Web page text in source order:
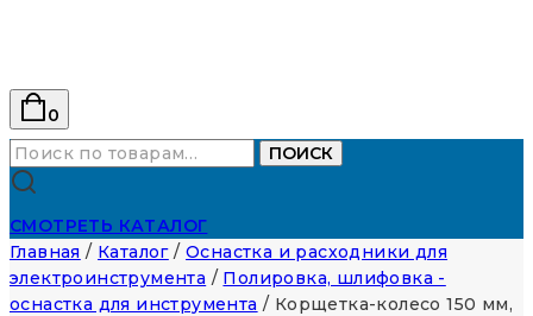
0
Искать:
ПОИСК
СМОТРЕТЬ КАТАЛОГ
Главная / Каталог / Оснастка и расходники для
электроинструмента / Полировка, шлифовка -
оснастка для инструмента / Корщетка-колесо 150 мм,